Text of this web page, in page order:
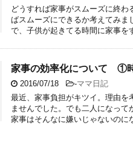
どうすれば家事がスムーズに終
ばスムーズにできるか考えてみ
で、子供が起きてる時間に家事を
家事の効率化について ①
2016/07/18 -ママ日記
最近、家事負担がキツイ。理由を
ませんでした。でも二人になって
家事はそんなに嫌いじゃないのに